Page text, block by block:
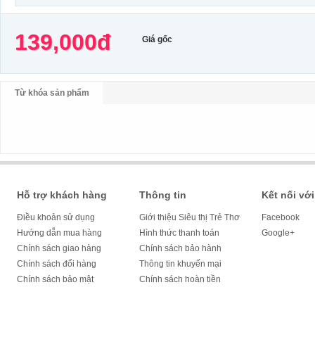
139,000đ Giá gốc
Từ khóa sản phẩm
Hỗ trợ khách hàng
Điều khoản sử dụng
Hướng dẫn mua hàng
Chính sách giao hàng
Chính sách đổi hàng
Chính sách bảo mật
Thông tin
Giới thiệu Siêu thị Trẻ Thơ
Hình thức thanh toán
Chính sách bảo hành
Thông tin khuyến mại
Chính sách hoàn tiền
Kết nối
Facebook
Google+